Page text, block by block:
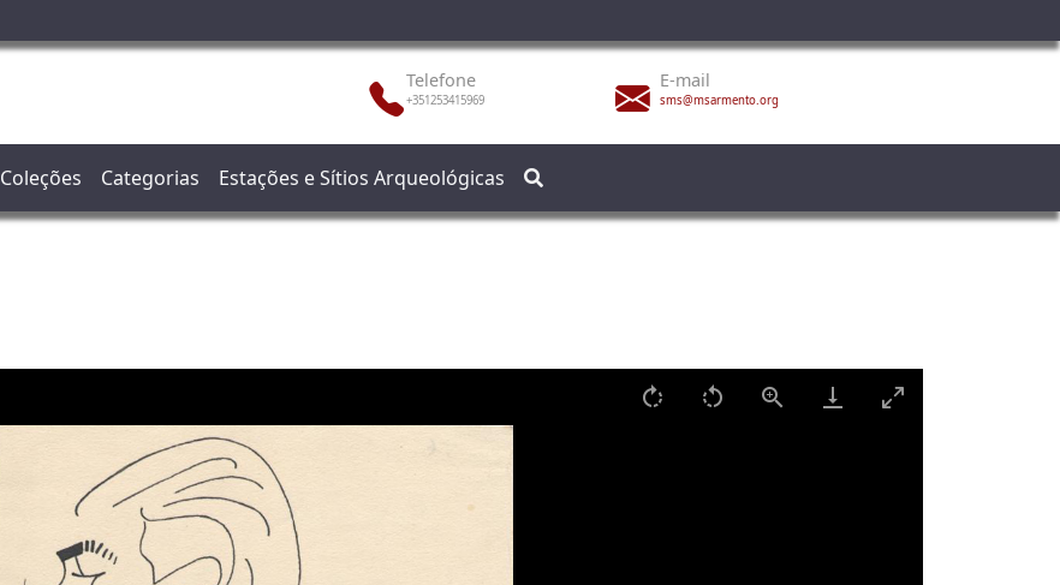
Telefone
+351253415969
E-mail
sms@msarmento.org
Coleções Categorias Estações e Sítios Arqueológicas